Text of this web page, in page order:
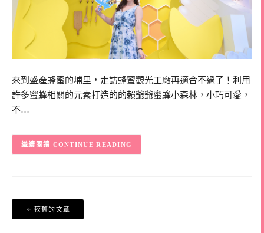
來到盛產蜂蜜的埔里，走訪蜂蜜觀光工廠再適合不過了！利用
許多蜜蜂相關的元素打造的的賴爺爺蜜蜂小森林，小巧可愛，
不…
CONTINUE READING
文
章
較舊的文章